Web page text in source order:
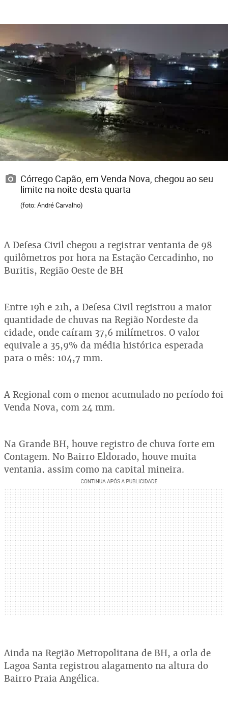
Córrego Capão, em Venda Nova, chegou ao seu
limite na noite desta quarta
(foto: André Carvalho)
A Defesa Civil chegou a registrar ventania de 98
quilômetros por hora na Estação Cercadinho, no
Buritis, Região Oeste de BH
Entre 19h e 21h, a Defesa Civil registrou a maior
quantidade de chuvas na Região Nordeste da
cidade, onde caíram 37,6 milímetros. O valor
equivale a 35,9% da média histórica esperada
para o mês: 104,7 mm.
A Regional com o menor acumulado no período foi
Venda Nova, com 24 mm.
Na Grande BH, houve registro de chuva forte em
Contagem. No Bairro Eldorado, houve muita
ventania, assim como na capital mineira.
Ainda na Região Metropolitana de BH, a orla de
Lagoa Santa registrou alagamento na altura do
Bairro Praia Angélica.